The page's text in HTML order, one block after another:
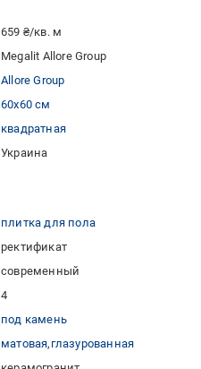
659 ₴/кв. м
Megalit Allore Group
Allore Group
60x60 см
квадратная
Украина
плитка для пола
ректификат
современный
4
под камень
матовая глазурованная